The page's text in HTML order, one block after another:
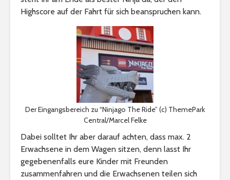
Highscore auf der Fahrt für sich beanspruchen kann.
Der Eingangsbereich zu “Ninjago The Ride” (c) ThemePark
Central/Marcel Felke
Dabei solltet Ihr aber darauf achten, dass max. 2
Erwachsene in dem Wagen sitzen, denn lasst Ihr
gegebenenfalls eure Kinder mit Freunden
zusammenfahren und die Erwachsenen teilen sich